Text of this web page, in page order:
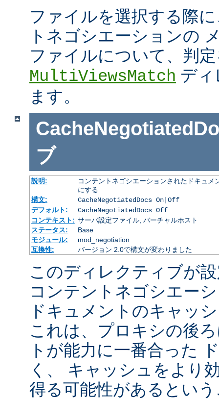
ファイルを選択する際
トネゴシエーションの
ファイルについて、判
MultiViewsMatch デ
ます。
ブ
説明:
コンテントネゴシエーションされたドキュ
にする
構文:
CacheNegotiatedDocs On|Off
デフォルト:
CacheNegotiatedDocs Off
コンテキスト: サーバ設定ファイル, バーチャルホスト
ステータス:
Base
モジュール:
mod_negotiation
互換性:
バージョン 2.0で構文が変わりました
このディレクティブが
コンテントネゴシエー
ドキュメントのキャッ
これは、プロキシの後
トが能力に一番合った
く、 キャッシュをより
得る可能性があるとい